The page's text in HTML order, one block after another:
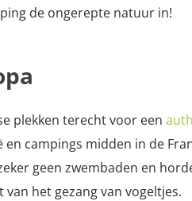
de ongerepte natuur in!
plekken terecht voor een
campings midden in de
geen zwembaden en
het gezang van vogeltjes.